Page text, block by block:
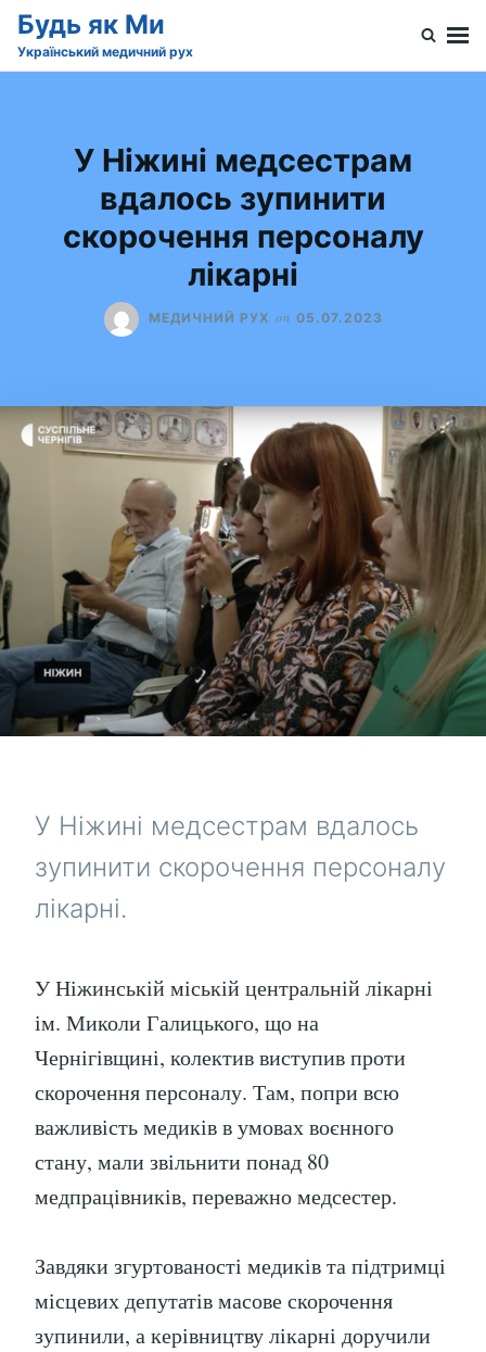
SkipSearch
for:
Будь як Ми
Український медичний рух
У Ніжині медсестрам
вдалось зупинити
скорочення персоналу
лікарні
МЕДИЧНИЙ РУХ on 05.07.2023
У Ніжині медсестрам вдалось
зупинити скорочення персоналу
лікарні.
У Ніжинській міській центральній лікарні
ім. Миколи Галицького, що на
Чернігівщині, колектив виступив проти
скорочення персоналу. Там, попри всю
важливість медиків в умовах воєнного
стану, мали звільнити понад 80
медпрацівників, переважно медсестер.
Завдяки згуртованості медиків та підтримці
місцевих депутатів масове скорочення
зупинили, а керівництву лікарні доручили